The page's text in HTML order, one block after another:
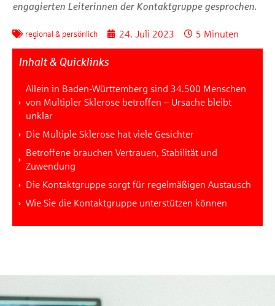
engagierten Leiterinnen der Kontaktgruppe gesprochen.
regional & persönlich 24. Juli 2023 5 Minuten
Inhalt & Quicklinks
Allein in Baden-Württemberg sind 34.500 Menschen
von Multipler Sklerose betroffen – Ursache bleibt
unklar
Die Multiple Sklerose hat viele Gesichter
Betroffene brauchen Vertrauen, Stabilität und
Zuwendung
Die Kontaktgruppe sorgt für regelmäßigen Austausch
Wie Sie die Kontaktgruppe unterstützen können